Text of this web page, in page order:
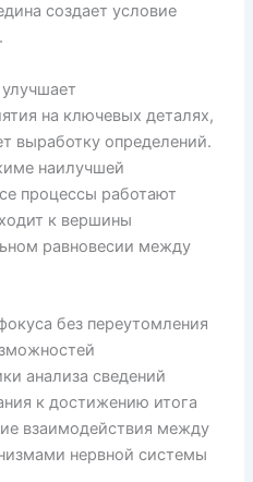
создает условие
на ключевых деталях,
выработку определений.
наилучшей
процессы работают
к вершины
равновесии между
без переутомления
анализа сведений
к достижению итога
взаимодействия между
нервной системы